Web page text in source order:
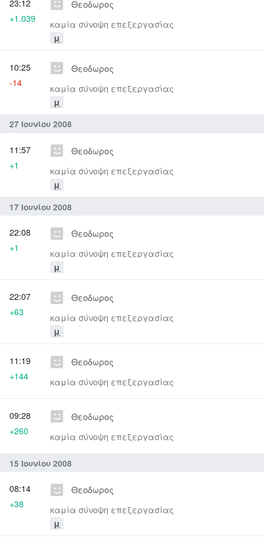
Θεοδωρος
καμία σύνοψη επεξεργασίας
μ
23:12
+1.039
Θεοδωρος
καμία σύνοψη επεξεργασίας
μ
10:25
-14
27 Ιουνίου 2008
Θεοδωρος
καμία σύνοψη επεξεργασίας
μ
11:57
+1
17 Ιουνίου 2008
Θεοδωρος
καμία σύνοψη επεξεργασίας
μ
22:08
+1
Θεοδωρος
καμία σύνοψη επεξεργασίας
μ
22:07
+63
Θεοδωρος
καμία σύνοψη επεξεργασίας
11:19
+144
Θεοδωρος
καμία σύνοψη επεξεργασίας
09:28
+260
15 Ιουνίου 2008
Θεοδωρος
καμία σύνοψη επεξεργασίας
μ
08:14
+38